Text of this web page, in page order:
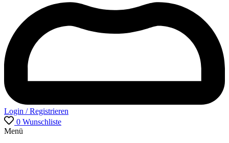
Login / Registrieren
0 Wunschliste
Menü